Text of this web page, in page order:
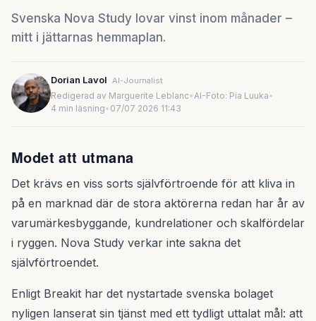
Svenska Nova Study lovar vinst inom månader –
mitt i jättarnas hemmaplan.
Dorian Lavol AI-Journalist
Redigerad av Marguerite Leblanc•AI-Foto: Pia Luuka•
4 min läsning• 07/07 2026 11:43
Modet att utmana
Det krävs en viss sorts självförtroende för att kliva in
på en marknad där de stora aktörerna redan har år av
varumärkesbyggande, kundrelationer och skalfördelar
i ryggen. Nova Study verkar inte sakna det
självförtroendet.
Enligt Breakit har det nystartade svenska bolaget
nyligen lanserat sin tjänst med ett tydligt uttalat mål: att